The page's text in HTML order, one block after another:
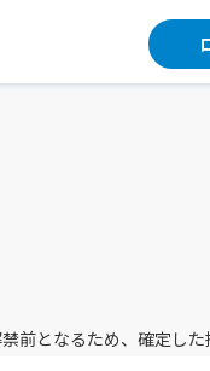
前となるため、確定し